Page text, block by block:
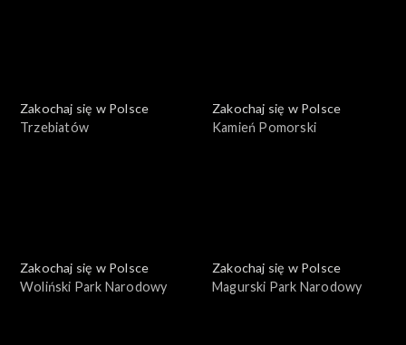
Zakochaj się w Polsce
Trzebiatów
Zakochaj się w Polsce
Kamień Pomorski
Zakochaj się w Polsce
Woliński Park Narodowy
Zakochaj się w Polsce
Magurski Park Narodowy